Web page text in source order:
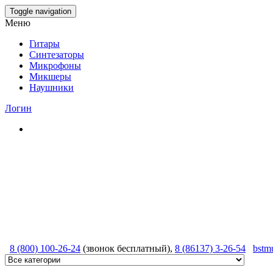
Skip
to
content
Toggle navigation
Меню
Гитары
Синтезаторы
Микрофоны
Микшеры
Наушники
Логин
8 (800) 100-26-24 (звонок бесплатный), 8 (86137) 3-26-54